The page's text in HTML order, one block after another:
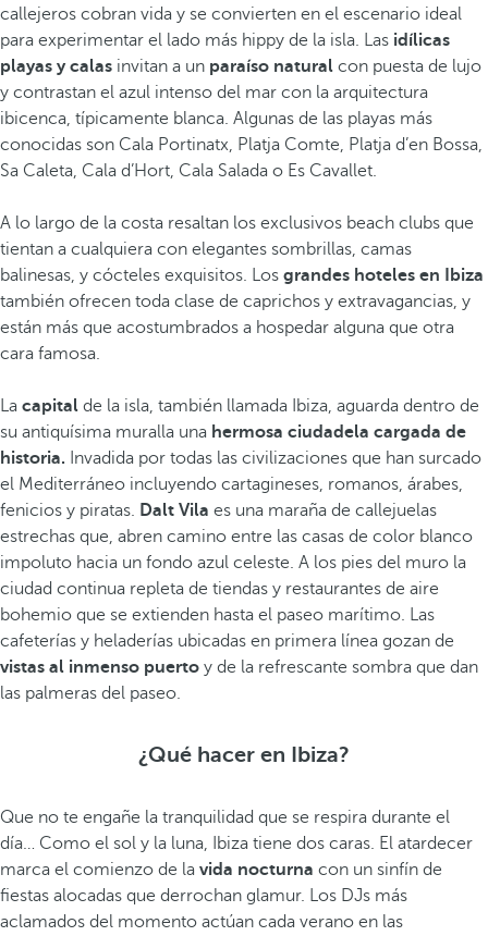
callejeros cobran vida y se convierten en el escenario ideal
para experimentar el lado más hippy de la isla. Las idílicas
playas y calas invitan a un paraíso natural con puesta de lujo
y contrastan el azul intenso del mar con la arquitectura
ibicenca, típicamente blanca. Algunas de las playas más
conocidas son Cala Portinatx, Platja Comte, Platja d’en Bossa,
Sa Caleta, Cala d’Hort, Cala Salada o Es Cavallet.
A lo largo de la costa resaltan los exclusivos beach clubs que
tientan a cualquiera con elegantes sombrillas, camas
balinesas, y cócteles exquisitos. Los grandes hoteles en Ibiza
también ofrecen toda clase de caprichos y extravagancias, y
están más que acostumbrados a hospedar alguna que otra
cara famosa.
La capital de la isla, también llamada Ibiza, aguarda dentro de
su antiquísima muralla una hermosa ciudadela cargada de
historia. Invadida por todas las civilizaciones que han surcado
el Mediterráneo incluyendo cartagineses, romanos, árabes,
fenicios y piratas. Dalt Vila es una maraña de callejuelas
estrechas que, abren camino entre las casas de color blanco
impoluto hacia un fondo azul celeste. A los pies del muro la
ciudad continua repleta de tiendas y restaurantes de aire
bohemio que se extienden hasta el paseo marítimo. Las
cafeterías y heladerías ubicadas en primera línea gozan de
vistas al inmenso puerto y de la refrescante sombra que dan
las palmeras del paseo.
¿Qué hacer en Ibiza?
Que no te engañe la tranquilidad que se respira durante el
día… Como el sol y la luna, Ibiza tiene dos caras. El atardecer
marca el comienzo de la vida nocturna con un sinfín de
fiestas alocadas que derrochan glamur. Los DJs más
aclamados del momento actúan cada verano en las